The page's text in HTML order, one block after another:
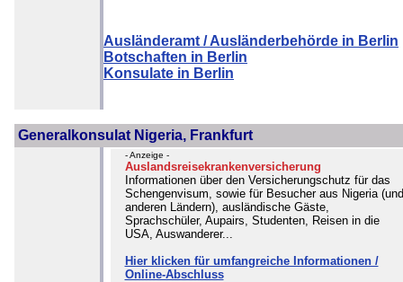
Ausländeramt / Ausländerbehörde in Berlin
Botschaften in Berlin
Konsulate in Berlin
Generalkonsulat Nigeria, Frankfurt
- Anzeige -
Auslandsreisekrankenversicherung
Informationen über den Versicherungschutz für das
Schengenvisum, sowie für Besucher aus Nigeria (und
anderen Ländern), ausländische Gäste,
Sprachschüler, Aupairs, Studenten, Reisen in die
USA, Auswanderer...
Hier klicken für umfangreiche Informationen /
Online-Abschluss